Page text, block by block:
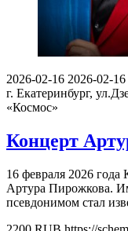
2026-02-16 2026-02-16
г. Екатеринбург,
«Космос»
Концерт
16 февраля 2026
Артура Пирожкова.
псевдонимом стал